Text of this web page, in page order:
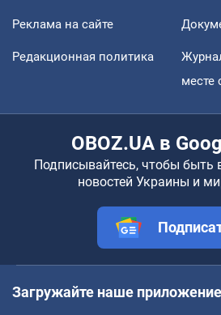
Реклама на сайте
Редакционная политика
месте
OBOZ.UA в
Подписывайтесь, чтобы быть
новостей Украины и
Загружайте наше приложение